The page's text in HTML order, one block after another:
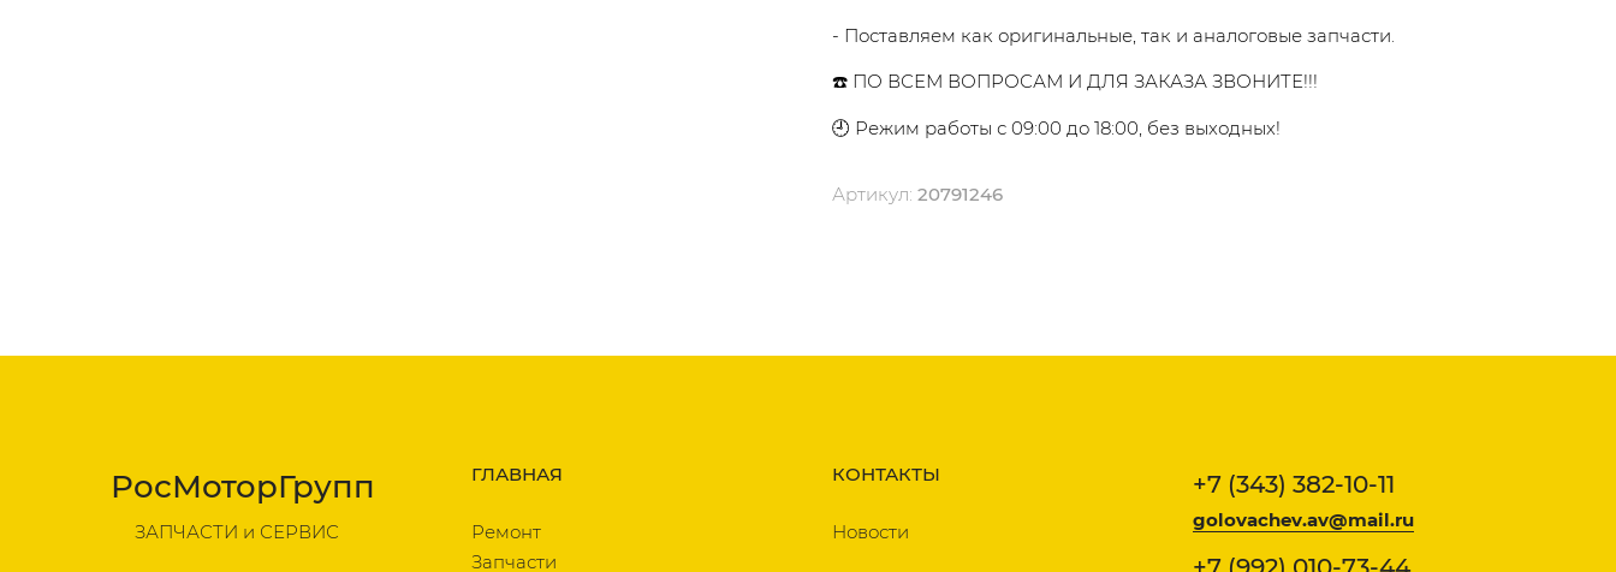
- Поставляем как оригинальные, так и аналоговые запчасти.
☎️ ПО ВСЕМ ВОПРОСАМ И ДЛЯ ЗАКАЗА ЗВОНИТЕ!!!
🕘 Режим работы с 09:00 до 18:00, без выходных!
Артикул: 20791246
РосМоторГрупп
ЗАПЧАСТИ и СЕРВИС
ГЛАВНАЯ
Ремонт
Запчасти
КОНТАКТЫ
Новости
+7 (343) 382-10-11
golovachev.av@mail.ru